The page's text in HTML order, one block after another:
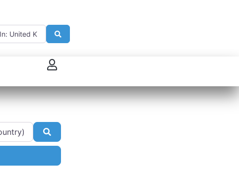
Se connecter
Poster sur French Morning